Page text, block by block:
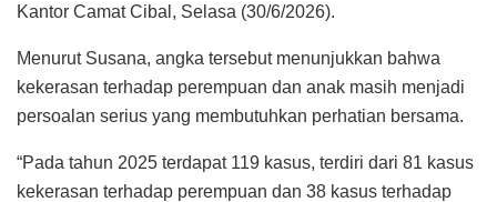
Kantor Camat Cibal, Selasa (30/6/2026).
Menurut Susana, angka tersebut menunjukkan bahwa
kekerasan terhadap perempuan dan anak masih menjadi
persoalan serius yang membutuhkan perhatian bersama.
“Pada tahun 2025 terdapat 119 kasus, terdiri dari 81 kasus
kekerasan terhadap perempuan dan 38 kasus terhadap